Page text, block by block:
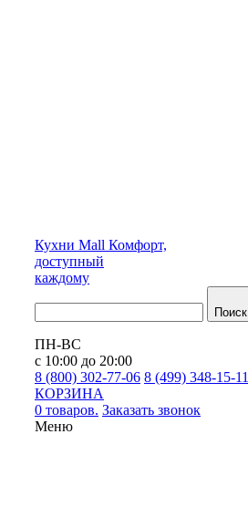
Кухни Mall Комфорт,
доступный
каждому
Поиск
ПН-ВС
с 10:00 до 20:00
8 (800) 302-77-06 8 (499) 348-15-11
КОРЗИНА
0 товаров. Заказать звонок
Меню